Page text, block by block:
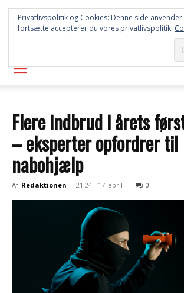
SYD
AVISEN
Flere indbrud i årets
– eksperter opfordrer til
nabohjælp
Af Redaktionen - 21:24 - 17. april 0
Privatlivspolitik og Cookies: Denne side
fortsætte accepterer du vores privatlivspolitik.